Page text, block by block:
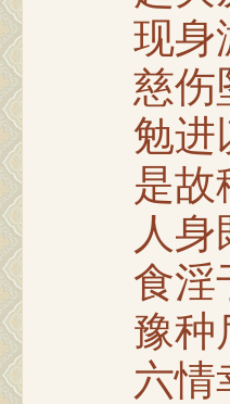
现身
慈伤
勉进
是故
人身
食淫
豫种
六情